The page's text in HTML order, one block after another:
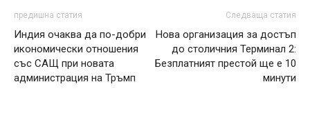
предишна статия
Индия очаква да по-добри
икономически отношения
със САЩ при новата
администрация на Тръмп
Следваща статия
Нова организация за достъп
до столичния Терминал 2:
Безплатният престой ще е 10
минути